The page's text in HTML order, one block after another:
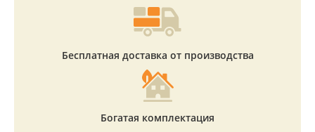
Бесплатная доставка от производства
Богатая комплектация